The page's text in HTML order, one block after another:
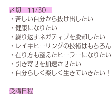
〆切　11/30
・苦しい自分から抜け出したい
・健康になりたい
・繰り返すネガティブを脱却したい
・レイキヒーリングの技術はもちろん
・在り方も整えたヒーラーになりたい
・引き寄せを加速させたい
・自分らしく楽しく生きていきたい！
受講日程